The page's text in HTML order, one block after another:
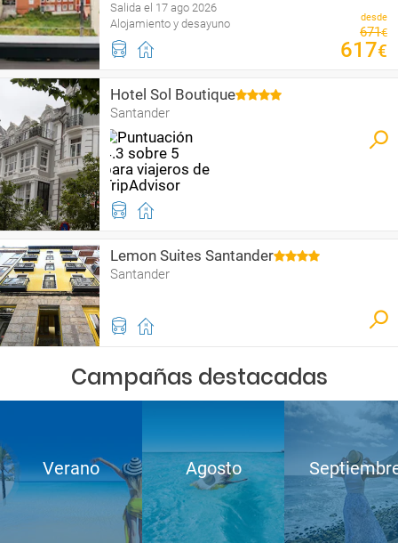
Salida el 17 ago 2026
Alojamiento y desayuno
desde
671€
617€
Hotel Sol Boutique
Santander
Lemon Suites Santander
Santander
Campañas destacadas
Verano Agosto